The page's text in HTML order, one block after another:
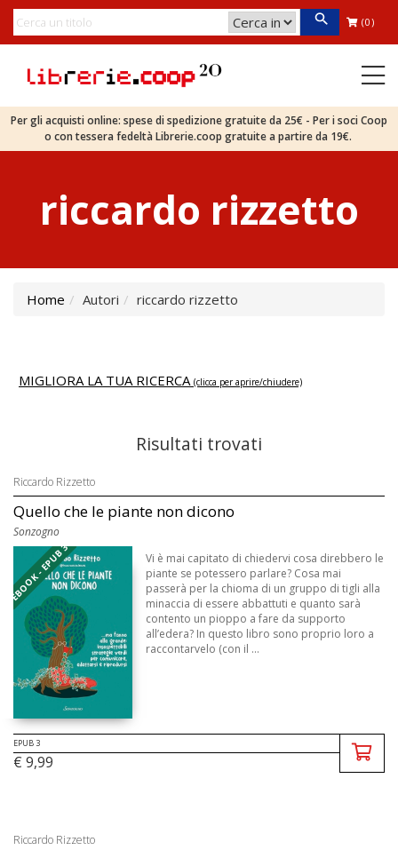
(0)
Per gli acquisti online: spese di spedizione gratuite da 25€ - Per i soci Coop
o con tessera fedeltà Librerie.coop gratuite a partire da 19€.
riccardo rizzetto
Home Autori riccardo rizzetto
MIGLIORA LA TUA RICERCA (clicca per aprire/chiudere)
Risultati trovati
Riccardo Rizzetto
Quello che le piante non dicono
Sonzogno
EBOOK - EPUB 3
Vi è mai capitato di chiedervi cosa direbbero le
piante se potessero parlare? Cosa mai
passerà per la chioma di un gruppo di tigli alla
minaccia di essere abbattuti e quanto sarà
contento un pioppo a fare da supporto
all’edera? In questo libro sono proprio loro a
raccontarvelo (con il ...
EPUB 3
€ 9,99
Riccardo Rizzetto